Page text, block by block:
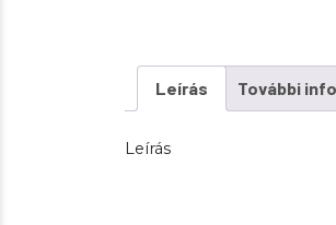
Leírás További
Leírás